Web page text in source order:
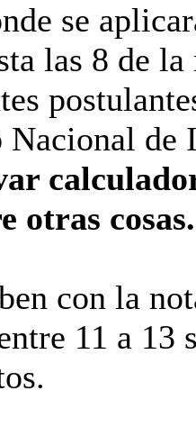
se
las 8 de
Nacional
otras cosas.
con la
11 a 13